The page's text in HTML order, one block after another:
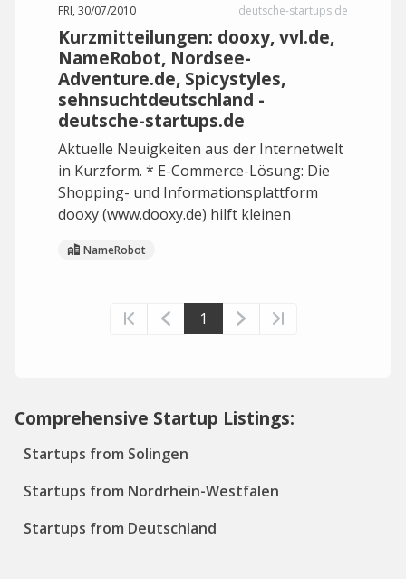
FRI, 30/07/2010 deutsche-startups.de
Kurzmitteilungen: dooxy, vvl.de,
NameRobot, Nordsee-
Adventure.de, Spicystyles,
sehnsuchtdeutschland -
deutsche-startups.de
Aktuelle Neuigkeiten aus der Internetwelt
in Kurzform. * E-Commerce-Lösung: Die
Shopping- und Informationsplattform
dooxy (www.dooxy.de) hilft kleinen
NameRobot
1
Comprehensive Startup Listings:
Startups from Solingen
Startups from Nordrhein-Westfalen
Startups from Deutschland